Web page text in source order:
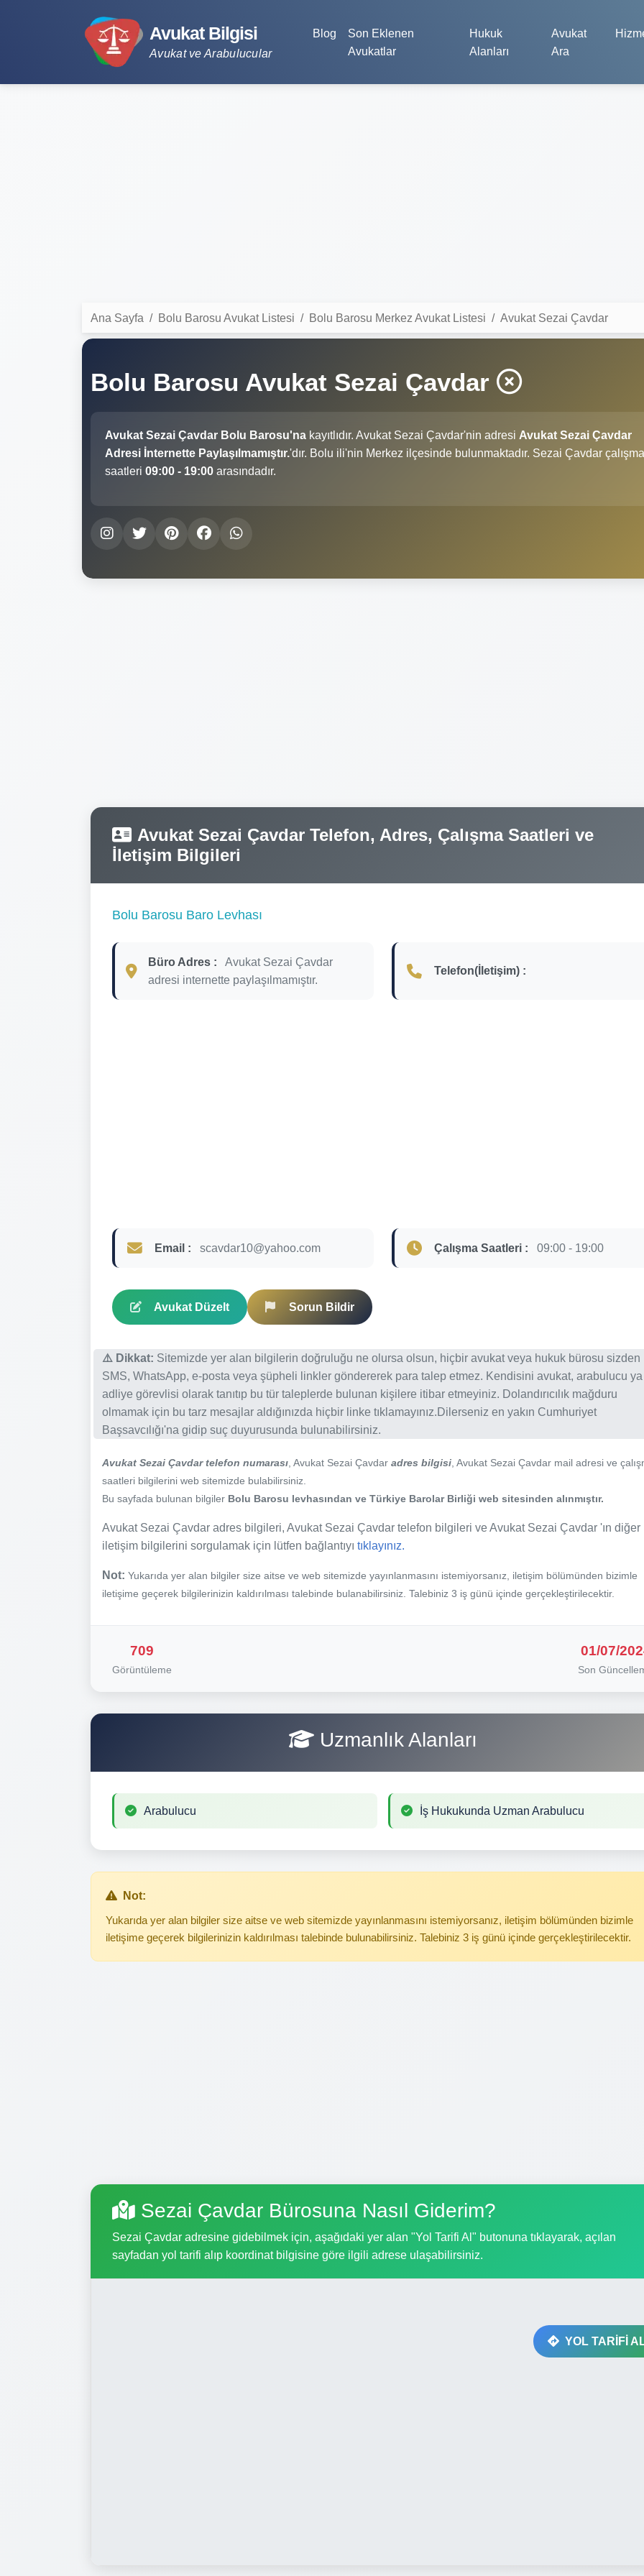
Avukat Bilgisi
Avukat ve Arabulucular
Blog
Son Eklenen
Avukatlar
Hukuk
Alanları
Avukat
Ara
Ana Sayfa Bolu Barosu Avukat Listesi Bolu Barosu Merkez Avukat Listesi Avukat Sezai Çavdar
Bolu Barosu Avukat Sezai Çavdar
Avukat Sezai Çavdar Bolu Barosu'na kayıtlıdır. Avukat Sezai Çavdar'nin adresi Avukat Sezai Çavdar
Adresi İnternette Paylaşılmamıştır.'dır. Bolu ili'nin Merkez ilçesinde bulunmaktadır. Sezai Çavdar çalışma
saatleri 09:00 - 19:00 arasındadır.
Avukat Sezai Çavdar Telefon, Adres, Çalışma Saatleri ve
İletişim Bilgileri
Bolu Barosu Baro Levhası
Büro Adres :
Avukat Sezai Çavdar
adresi internette paylaşılmamıştır.
Telefon(İletişim) :
Email : scavdar10@yahoo.com Çalışma Saatleri : 09:00 - 19:00
Avukat Düzelt Sorun Bildir
⚠️ Dikkat: Sitemizde yer alan bilgilerin doğruluğu ne olursa olsun, hiçbir avukat veya hukuk bürosu sizden
SMS, WhatsApp, e-posta veya şüpheli linkler göndererek para talep etmez. Kendisini avukat, arabulucu
adliye görevlisi olarak tanıtıp bu tür taleplerde bulunan kişilere itibar etmeyiniz. Dolandırıcılık mağduru
olmamak için bu tarz mesajlar aldığınızda hiçbir linke tıklamayınız.Dilerseniz en yakın Cumhuriyet
Başsavcılığı'na gidip suç duyurusunda bulunabilirsiniz.
Avukat Sezai Çavdar telefon numarası , Avukat Sezai Çavdar adres bilgisi , Avukat Sezai Çavdar mail adresi ve
saatleri bilgilerini web sitemizde bulabilirsiniz.
Bu sayfada bulunan bilgiler Bolu Barosu levhasından ve Türkiye Barolar Birliği web sitesinden alınmıştır.
Avukat Sezai Çavdar adres bilgileri, Avukat Sezai Çavdar telefon bilgileri ve Avukat Sezai Çavdar 'ın diğer
iletişim bilgilerini sorgulamak için lütfen bağlantıyı tıklayınız.
Not: Yukarıda yer alan bilgiler size aitse ve web sitemizde yayınlanmasını istemiyorsanız, iletişim bölümünden bizimle
iletişime geçerek bilgilerinizin kaldırılması talebinde bulanabilirsiniz. Talebiniz 3 iş günü içinde gerçekleştirilecektir.
709
Görüntüleme
01/07/
Son
Uzmanlık Alanları
Arabulucu İş Hukukunda Uzman Arabulucu
Not:
Yukarıda yer alan bilgiler size aitse ve web sitemizde yayınlanmasını istemiyorsanız, iletişim bölümünden bizimle
iletişime geçerek bilgilerinizin kaldırılması talebinde bulunabilirsiniz. Talebiniz 3 iş günü içinde gerçekleştirilecektir.
Sezai Çavdar Bürosuna Nasıl Giderim?
Sezai Çavdar adresine gidebilmek için, aşağıdaki yer alan "Yol Tarifi Al" butonuna tıklayarak, açılan
sayfadan yol tarifi alıp koordinat bilgisine göre ilgili adrese ulaşabilirsiniz.
YOL TARİFİ